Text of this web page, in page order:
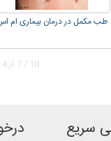
طب مکمل در درمان بیماری ام
7 / 10 از 4
سریع